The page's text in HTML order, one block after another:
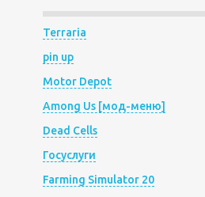
Terraria
pin up
Motor Depot
Among Us [мод-меню]
Dead Cells
Госуслуги
Farming Simulator 20